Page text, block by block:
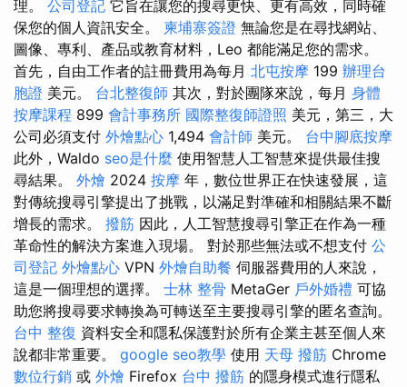
理。 公司登記 它旨在讓您的搜尋更快、更有高效，同時確
保您的個人資訊安全。 柬埔寨簽證 無論您是在尋找網站、
圖像、專利、產品或教育材料，Leo 都能滿足您的需求。
首先，自由工作者的註冊費用為每月 北屯按摩 199 辦理台
胞證 美元。 台北整復師 其次，對於團隊來說，每月 身體
按摩課程 899 會計事務所 國際整復師證照 美元，第三，大
公司必須支付 外燴點心 1,494 會計師 美元。 台中腳底按摩
此外，Waldo seo是什麼 使用智慧人工智慧來提供最佳搜
尋結果。 外燴 2024 按摩 年，數位世界正在快速發展，這
對傳統搜尋引擎提出了挑戰，以滿足對準確和相關結果不斷
增長的需求。 撥筋 因此，人工智慧搜尋引擎正在作為一種
革命性的解決方案進入現場。 對於那些無法或不想支付 公
司登記 外燴點心 VPN 外燴自助餐 伺服器費用的人來說，
這是一個理想的選擇。 士林 整骨 MetaGer 戶外婚禮 可協
助您將搜尋要求轉換為可轉送至主要搜尋引擎的匿名查詢。
台中 整復 資料安全和隱私保護對於所有企業主甚至個人來
說都非常重要。 google seo教學 使用 天母 撥筋 Chrome
數位行銷 或 外燴 Firefox 台中 撥筋 的隱身模式進行隱私